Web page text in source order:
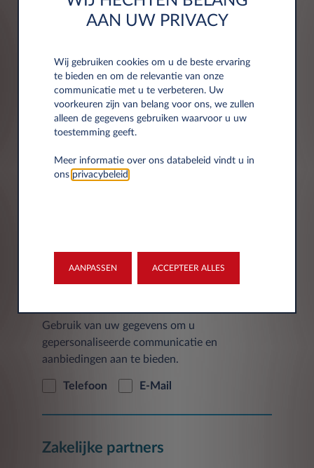
persoonsgegevens? Klik danhier voor de
privacy & cookie verklaring van Leasys
informatie over uw rechten.
Marketing
Gebruik van uw gegevens om u
gepersonaliseerde communicatie en
aanbiedingen aan te bieden.
Telefoon E-Mail
Zakelijke partners
AAN UW PRIVACY
Wij gebruiken cookies om u de beste ervaring
te bieden en om de relevantie van onze
communicatie met u te verbeteren. Uw
voorkeuren zijn van belang voor ons, we zullen
alleen de gegevens gebruiken waarvoor u uw
toestemming geeft.
Meer informatie over ons databeleid vindt u in
ons privacybeleid.
AANPASSEN ACCEPTEER ALLES